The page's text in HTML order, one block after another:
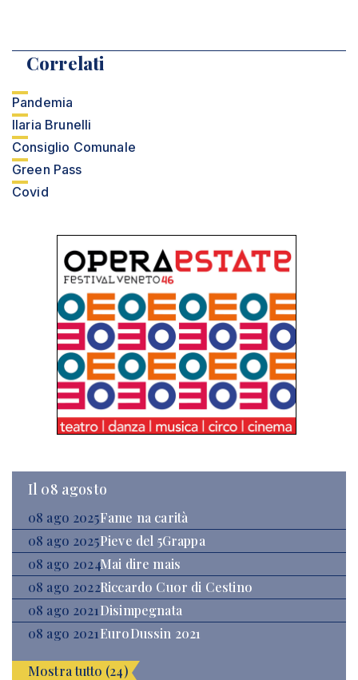
Correlati
Pandemia
Ilaria Brunelli
Consiglio Comunale
Green Pass
Covid
Il 08 agosto
08 ago 2025Fame na carità
08 ago 2025Pieve del 5Grappa
08 ago 2024Mai dire mais
08 ago 2022Riccardo Cuor di Cestino
08 ago 2021Disimpegnata
08 ago 2021EuroDussin 2021
Mostra tutto (24)